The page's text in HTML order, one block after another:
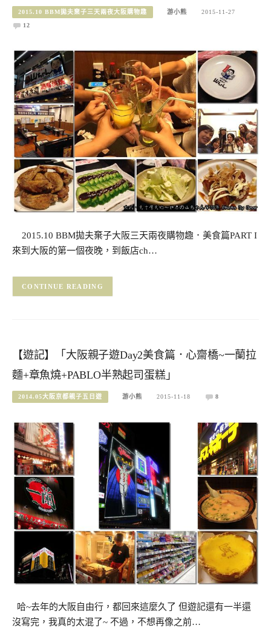
2015.10 BBM拋夫棄子三天兩夜大阪購物趣 游小熊
2015-11-27
12
2015.10 BBM拋夫棄子大阪三天兩夜購物趣．美食篇PART I
來到大阪的第一個夜晚，到飯店ch…
CONTINUE READING
【遊記】「大阪親子遊Day2美食篇．心齋橋~一蘭拉
麵+章魚燒+PABLO半熟起司蛋糕」
2014.05大阪京都親子五日遊 游小熊 2015-11-18 8
哈~去年的大阪自由行，都回來這麼久了 但遊記還有一半還
沒寫完，我真的太混了~ 不過，不想再像之前…